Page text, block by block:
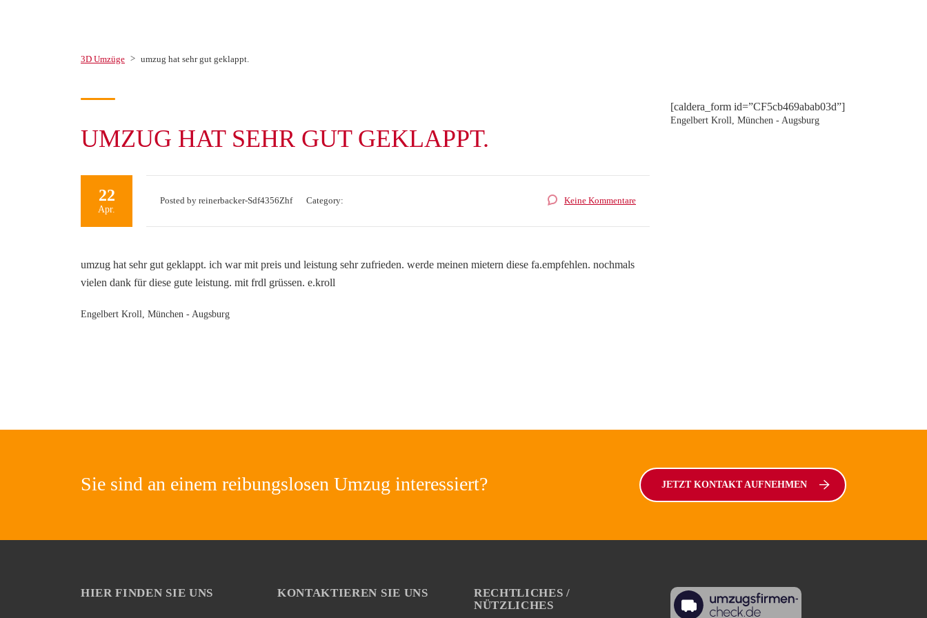
3D Umzüge > umzug hat sehr gut geklappt.
UMZUG HAT SEHR GUT GEKLAPPT.
22
Apr.
Posted by reinerbacker-Sdf4356Zhf Category: Keine Kommentare
umzug hat sehr gut geklappt. ich war mit preis und leistung sehr zufrieden. werde meinen mietern diese fa.empfehlen. nochmals
vielen dank für diese gute leistung. mit frdl grüssen. e.kroll
Engelbert Kroll, München - Augsburg
[caldera_form id=”CF5cb469abab03d”]
Engelbert Kroll, München - Augsburg
Sie sind an einem reibungslosen Umzug interessiert? JETZT KONTAKT AUFNEHMEN
HIER FINDEN SIE UNS KONTAKTIEREN SIE UNS
RECHTLICHES /
NÜTZLICHES